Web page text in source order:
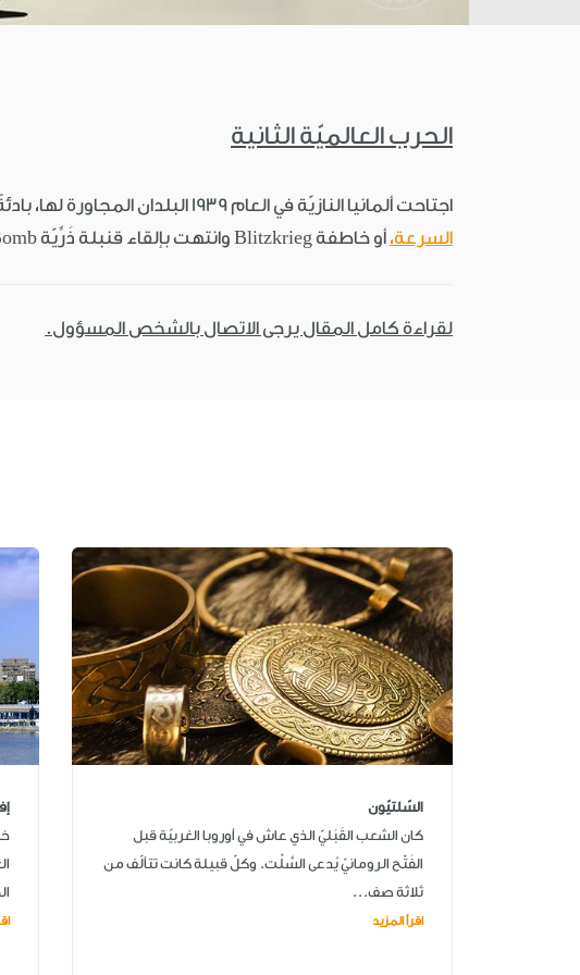
الحرب العالميّة الثانية
اجتاحت ألمانيا النازيّة في العام 1939 البلدان المجاورة لها، بادئةً حربًا عالميّة خلَّفت وراءها حوالي 40 مليون قتيل. خلافًا للحرب العالميّة الأولى كانت هذه حربًا غايةً في
السرعة، أو خاطفة Blitzkrieg وانتهت بإلقاء قنبلة ذَرِّيّة Atom Bomb.
لقراءة كامل المقال يرجى الاتصال بالشخص المسؤول.
السّلتيّون
كان الشعب القَبَليّ الذي عاش في أوروبا الغربيّة قبل
الفَتْح الرومانيّ يُدعى السَّلْت. وكلّ قبيلة كانت تتألّف من
ثلاثة صف...
اقرأ المزيد